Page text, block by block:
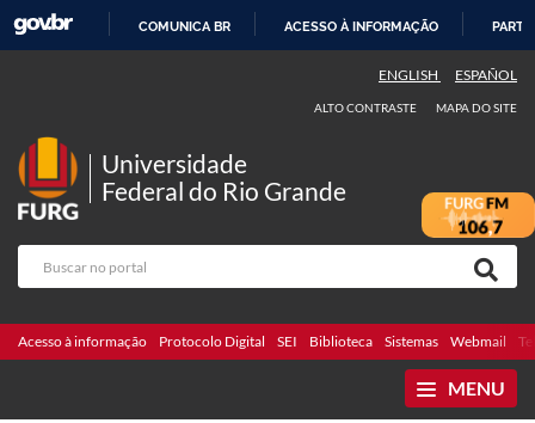
COMUNICA BR ACESSO À INFORMAÇÃO
ENGLISH ESPAÑOL
ALTO CONTRASTE MAPA DO SITE
Universidade
Federal do Rio Grande
Acesso à informação Protocolo Digital SEI Biblioteca Sistemas Webmail
MENU